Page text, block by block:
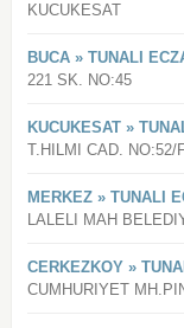
KUCUKESAT
BUCA » TUNALI
221 SK. NO:45
KUCUKESAT »
T.HILMI CAD. NO:52/
MERKEZ » TUNALI
LALELI MAH
CERKEZKOY »
CUMHURIYET